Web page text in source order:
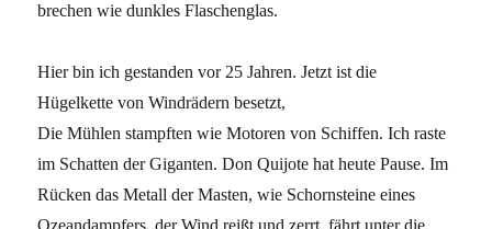
brechen wie dunkles Flaschenglas.
Hier bin ich gestanden vor 25 Jahren. Jetzt ist die
Hügelkette von Windrädern besetzt,
Die Mühlen stampften wie Motoren von Schiffen. Ich raste
im Schatten der Giganten. Don Quijote hat heute Pause. Im
Rücken das Metall der Masten, wie Schornsteine eines
Ozeandampfers, der Wind reißt und zerrt, fährt unter die